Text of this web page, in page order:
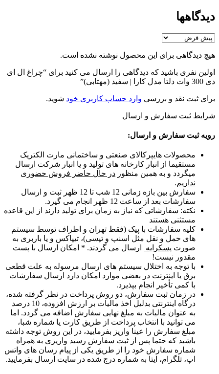
دیدگاهها
هیچ دیدگاهی برای این محصول نوشته نشده است.
اولین نفری باشید که دیدگاهی را ارسال می کنید برای “چراغ ال ای
دی 300 وات دلتا مدل کارا | سفید (مهتابی)”
برای ثبت نقد و بررسی وارد حساب کاربری خود شوید.
شرایط ثبت سفارش و ارسال
رویه ثبت سفارش و ارسال:
محصولات هایپرکالای صنعتی و ساختمانی مارت الکتریک
مستقیما از انبار کارخانه های تولید و یا انبار شرکت ارسال
میگردد و به همین منظور در حال حاضر فروش حضوری
نداریم.
سفارش بین بازه زمانی 12 شب تا 12 ظهر ثبت و ارسال
سفارشات بعد از ساعت 12 ظهر انجام می گیرد.
نکته: سفارشاتی که نیاز به زمان برای تولید دارند از این قاعده
مستثنی هستند
کلیه سفارشات با پیک (فقط تهران و اطراف توسط سیستم
های حمل و نقل مثل اسنپ و تپسی)، تیپاکس و یا باربری به
صورت پسکرایه
ارسال می گردند. * امکان ارسال با پست
مقدور نیست!
با توجه به اختلال سیستم های ارسال مرسوله به علت قطعی
برق یا اینترنت در بعضی موارد امکان دارد ارسال سفارشات
با کمی تأخیر انجام بپذیرد.
در زمان ثبت سفارش، دو روش پرداخت در نظر گرفته شده،
درگاه اینترنتی بدلیل اخذ مالیات بر ارزش افزوده، 10 درصد
به عنوان مالیات به مبلغ نهایی سفارش اضافه می گردد. اما
می توانید با انتخاب پرداخت از طریق کارت یا شماره شبا،
مبلغ سفارش را عینا واریز بفرمایید، در این روش توجه داشته
باشید که حتما پس از ثبت سفارش رسید واریزی به همراه
شماره سفارش خود را از طریق یکی از پیام رسان های واتس
اپ، تلگرام، ایتا به شماره درج شده در سایت ارسال بفرمایید.